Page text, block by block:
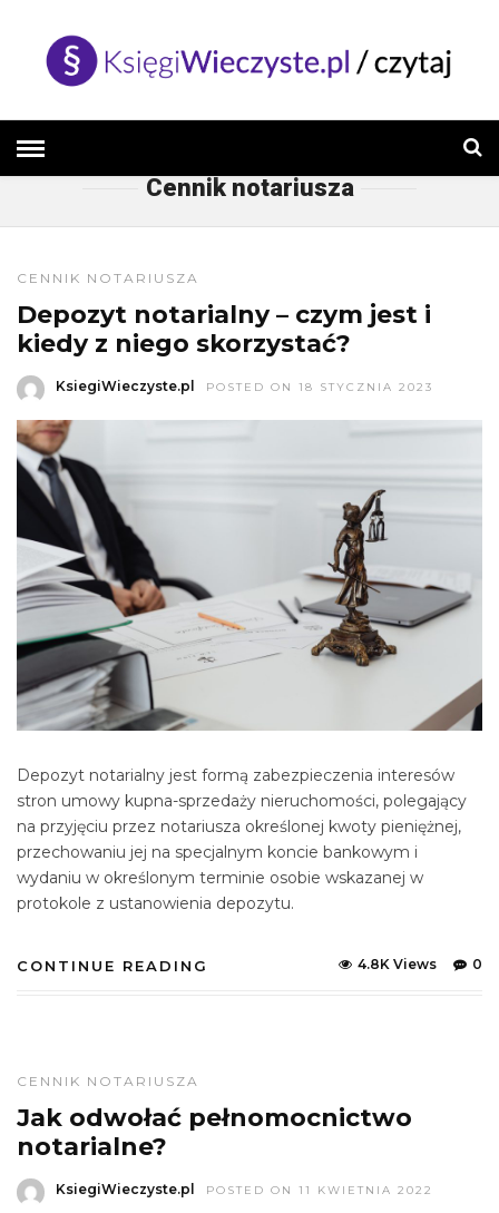
Cennik notariusza
CENNIK NOTARIUSZA
Depozyt notarialny – czym jest i
kiedy z niego skorzystać?
KsiegiWieczyste.pl POSTED ON 18 STYCZNIA 2023
Depozyt notarialny jest formą zabezpieczenia interesów
stron umowy kupna-sprzedaży nieruchomości, polegający
na przyjęciu przez notariusza określonej kwoty pieniężnej,
przechowaniu jej na specjalnym koncie bankowym i
wydaniu w określonym terminie osobie wskazanej w
protokole z ustanowienia depozytu.
CONTINUE READING 0
4.8K Views
CENNIK NOTARIUSZA
Jak odwołać pełnomocnictwo
notarialne?
KsiegiWieczyste.pl POSTED ON 11 KWIETNIA 2022